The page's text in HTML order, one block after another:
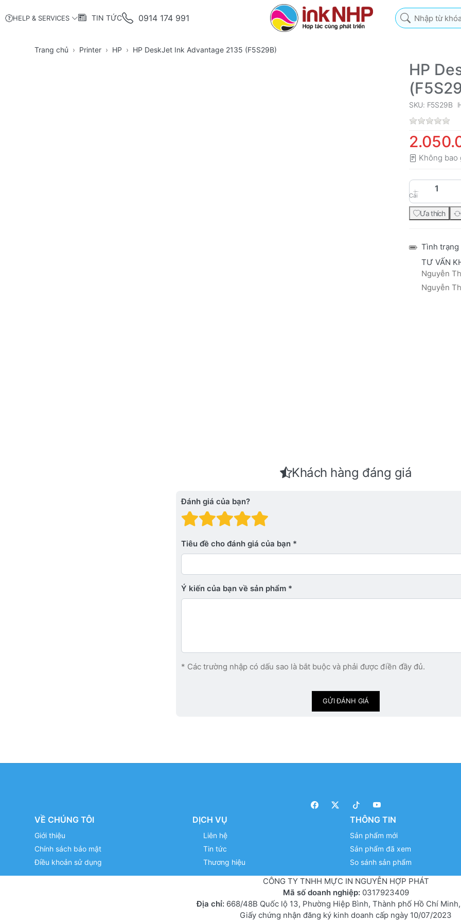
HELP & SERVICES TIN TỨC 0914 174 991
Nhập từ khóa tìm
Trang chủ Printer HP HP DeskJet Ink Advantage 2135 (F5S29B)
HP
SKU: F5S29B
Không bao
Cái
Ưa thích
Tình trạng
TƯ VẤN
Nguyễn
Nguyễn
Khách hàng đáng giá
Đánh giá của bạn?
Đánh giá: 4 trên 5 sao.
Đánh giá: 3 trên 5 sao.
Đánh giá: 2 trên 5 sao.
Đánh giá: 1 trên 5 sao. Xấu
Tiêu đề cho đánh giá của bạn
Ý kiến ​​của bạn về sản phẩm
* Các trường nhập có dấu sao là bắt buộc và phải được điền đầy đủ.
GỬI ĐÁNH GIÁ
VỀ CHÚNG TÔI
Giới thiệu
Chính sách bảo mật
Điều khoản sử dụng
DỊCH VỤ
Liên hệ
Tin tức
Thương hiệu
THÔNG TIN
Sản phẩm mới
Sản phẩm đã xem
So sánh sản phẩm
CÔNG TY TNHH MỰC IN NGUYỄN HỢP PHÁT
Mã số doanh nghiệp: 0317923409
Địa chỉ:668/48B Quốc lộ 13, Phường Hiệp Bình, Thành phố Hồ Chí
Giấy chứng nhận đăng ký kinh doanh cấp ngày 10/07/2023